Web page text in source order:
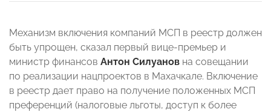
Механизм включения компаний МСП в реестр должен
быть упрощен, сказал первый вице-премьер и
министр финансов Антон Силуанов на совещании
по реализации нацпроектов в Махачкале. Включение
в реестр дает право на получение положенных МСП
преференций (налоговые льготы, доступ к более